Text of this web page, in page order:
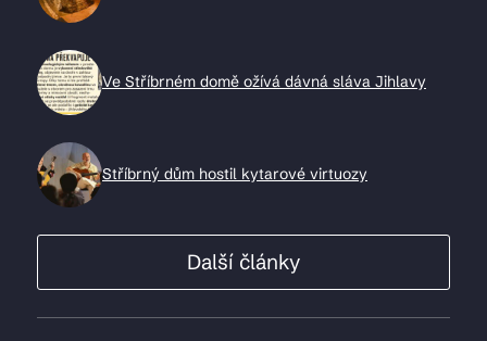
Ve Stříbrném domě ožívá dávná sláva Jihlavy
Stříbrný dům hostil kytarové virtuozy
Další články